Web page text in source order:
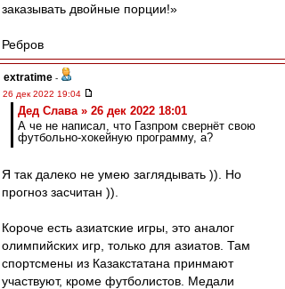
заказывать двойные порции!»
Ребров
extratime -
26 дек 2022 19:04
Дед Слава » 26 дек 2022 18:01
А че не написал, что Газпром свернёт свою
футбольно-хокейную программу, а?
Я так далеко не умею заглядывать )). Но
прогноз засчитан )).
Короче есть азиатские игры, это аналог
олимпийских игр, только для азиатов. Там
спортсмены из Казакстатана принмают
участвуют, кроме футболистов. Медали